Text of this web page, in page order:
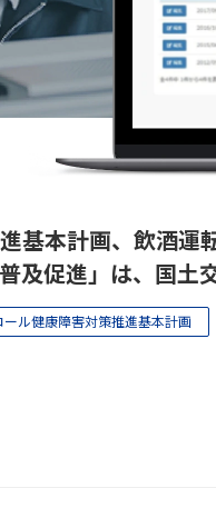
基本計画、飲酒
及促進」は、国
ール健康障害対策推進基本計画